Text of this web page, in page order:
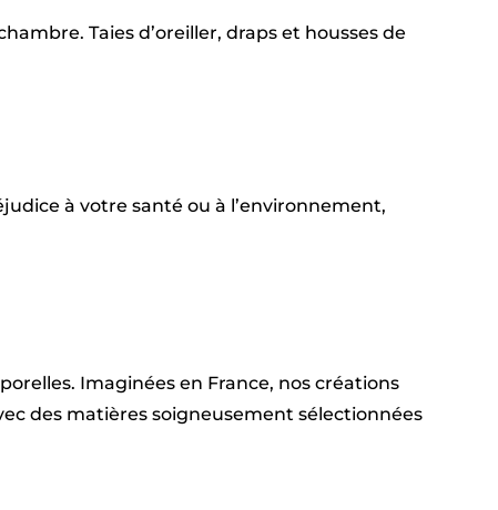
Taies d’oreiller, draps et housses de
à votre santé ou à l’environnement,
Imaginées en France, nos créations
des matières soigneusement sélectionnées